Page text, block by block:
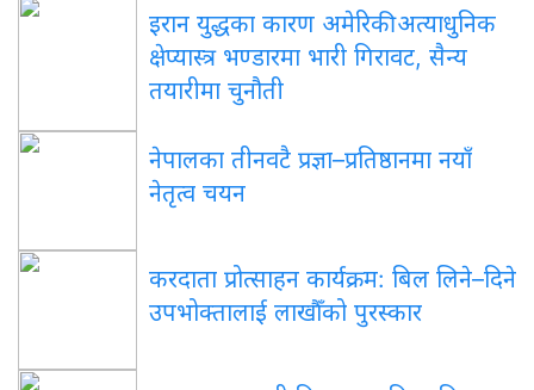
इरान युद्धका कारण अमेरिकी अत्याधुनिक
क्षेप्यास्त्र भण्डारमा भारी गिरावट, सैन्य
तयारीमा चुनौती
नेपालका तीनवटै प्रज्ञा–प्रतिष्ठानमा नयाँ
नेतृत्व चयन
करदाता प्रोत्साहन कार्यक्रम: बिल लिने–दिने
उपभोक्तालाई लाखौँको पुरस्कार